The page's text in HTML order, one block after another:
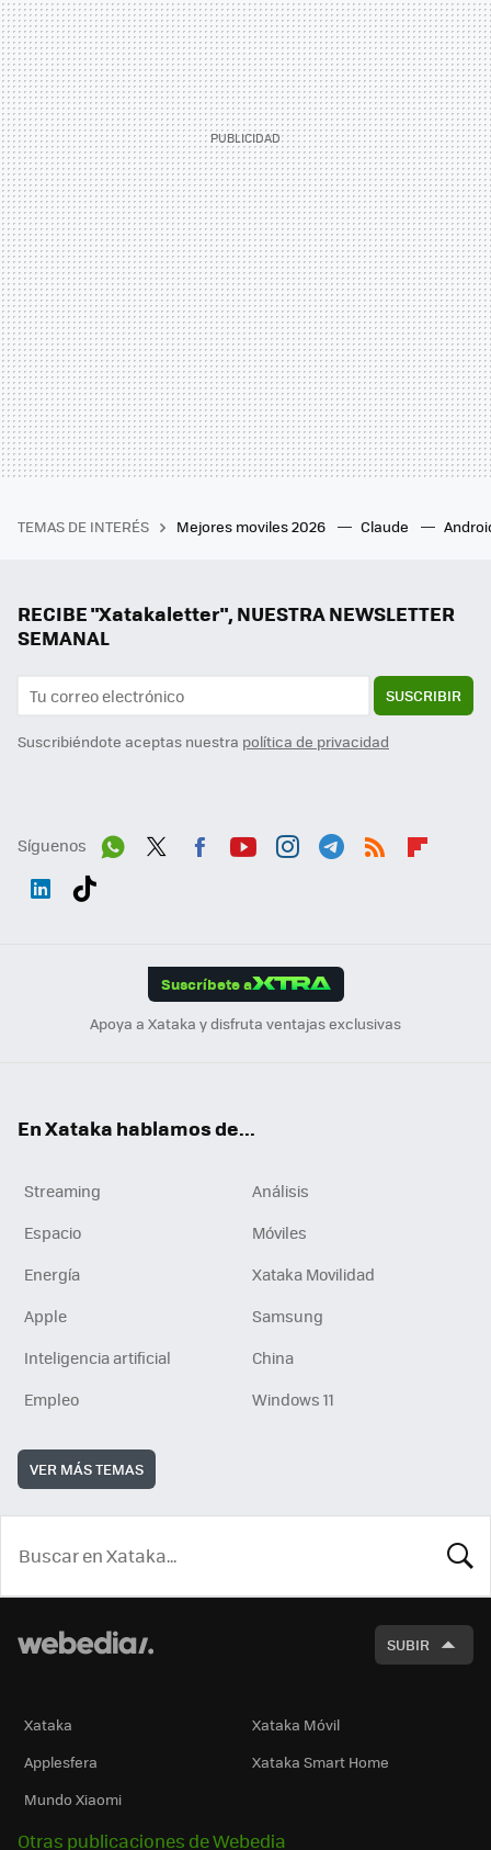
TEMAS DE INTERÉS Mejores moviles 2026 Claude
RECIBE "Xatakaletter", NUESTRA NEWSLETTER
SEMANAL
SUSCRIBIR
Suscribiéndote aceptas nuestra política de privacidad
Síguenos
Suscríbete a
Apoya a Xataka y disfruta ventajas exclusivas
En Xataka hablamos de...
Streaming
Análisis
Espacio
Móviles
Energía
Xataka Movilidad
Apple
Samsung
Inteligencia artificial
China
Empleo
Windows 11
VER MÁS TEMAS
SUBIR
Xataka
Xataka Móvil
Applesfera
Xataka Smart Home
Mundo Xiaomi
Otras publicaciones de Webedia